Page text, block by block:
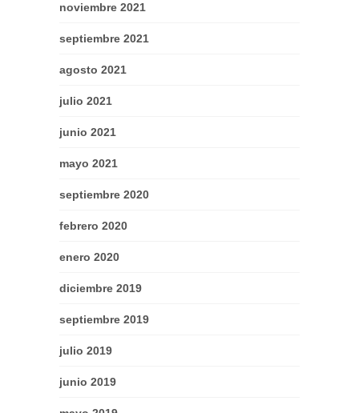
noviembre 2021
septiembre 2021
agosto 2021
julio 2021
junio 2021
mayo 2021
septiembre 2020
febrero 2020
enero 2020
diciembre 2019
septiembre 2019
julio 2019
junio 2019